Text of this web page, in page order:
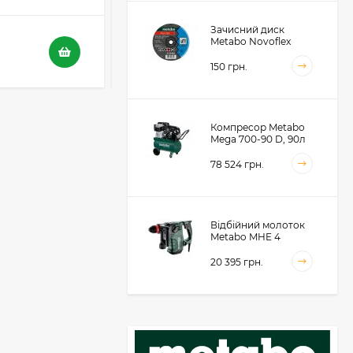
116 грн.
73 грн.
Зачисний диск
Metabo Novoflex
(616468000)
150 грн.
Компресор Metabo
Mega 700-90 D, 90л
78 524 грн.
Відбійний молоток
Metabo MHE 4
20 395 грн.
фрезер для обробки
металевих крайок